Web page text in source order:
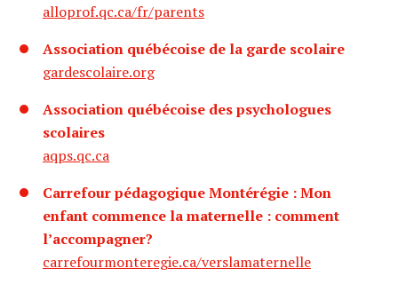
alloprof.qc.ca/fr/parents
Association québécoise de la garde scolaire
gardescolaire.org
Association québécoise des psychologues
scolaires
aqps.qc.ca
Carrefour pédagogique Montérégie : Mon
enfant commence la maternelle : comment
l’accompagner?
carrefourmonteregie.ca/verslamaternelle